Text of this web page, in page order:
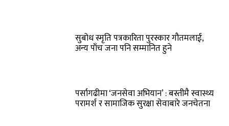
सुबोध स्मृति पत्रकारिता पुरस्कार गौतमलाई,
अन्य पाँच जना पनि सम्मानित हुने
पर्सागढीमा ‘जनसेवा अभियान’ : बस्तीमै स्वास्थ्य
परामर्श र सामाजिक सुरक्षा सेवाबारे जनचेतना